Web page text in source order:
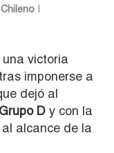
victoria
imponerse a
dejó al
D y con la
alcance de la